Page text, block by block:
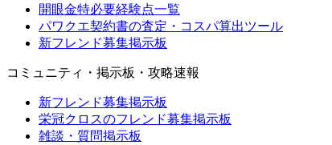
開眼金特必要経験点一覧
パワクエ契約書の査定・コスパ算出ツール
新フレンド募集掲示板
コミュニティ・掲示板・攻略速報
新フレンド募集掲示板
栄冠クロスのフレンド募集掲示板
雑談・質問掲示板